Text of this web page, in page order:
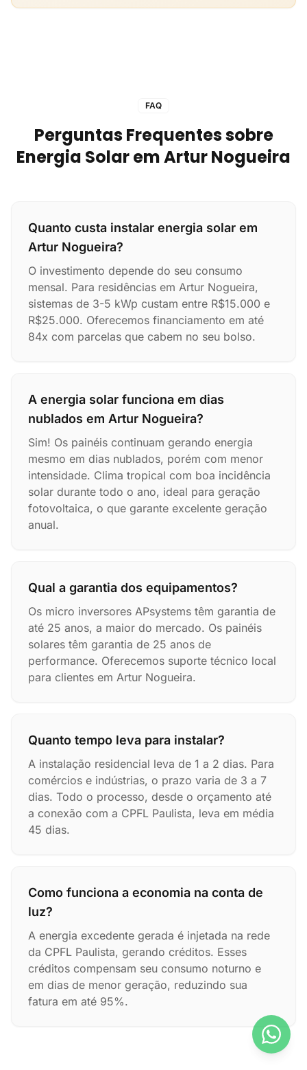
FAQ
Perguntas Frequentes sobre
Energia Solar em Artur Nogueira
Quanto custa instalar energia solar em
Artur Nogueira?
O investimento depende do seu consumo
mensal. Para residências em Artur Nogueira,
sistemas de 3-5 kWp custam entre R$15.000 e
R$25.000. Oferecemos financiamento em até
84x com parcelas que cabem no seu bolso.
A energia solar funciona em dias
nublados em Artur Nogueira?
Sim! Os painéis continuam gerando energia
mesmo em dias nublados, porém com menor
intensidade. Clima tropical com boa incidência
solar durante todo o ano, ideal para geração
fotovoltaica, o que garante excelente geração
anual.
Qual a garantia dos equipamentos?
Os micro inversores APsystems têm garantia de
até 25 anos, a maior do mercado. Os painéis
solares têm garantia de 25 anos de
performance. Oferecemos suporte técnico local
para clientes em Artur Nogueira.
Quanto tempo leva para instalar?
A instalação residencial leva de 1 a 2 dias. Para
comércios e indústrias, o prazo varia de 3 a 7
dias. Todo o processo, desde o orçamento até
a conexão com a CPFL Paulista, leva em média
45 dias.
Como funciona a economia na conta de
luz?
A energia excedente gerada é injetada na rede
da CPFL Paulista, gerando créditos. Esses
créditos compensam seu consumo noturno e
em dias de menor geração, reduzindo sua
fatura em até 95%.